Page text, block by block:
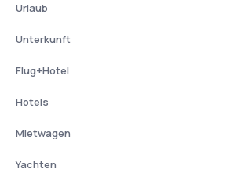
Urlaub
Unterkunft
Flug+Hotel
Hotels
Mietwagen
Yachten